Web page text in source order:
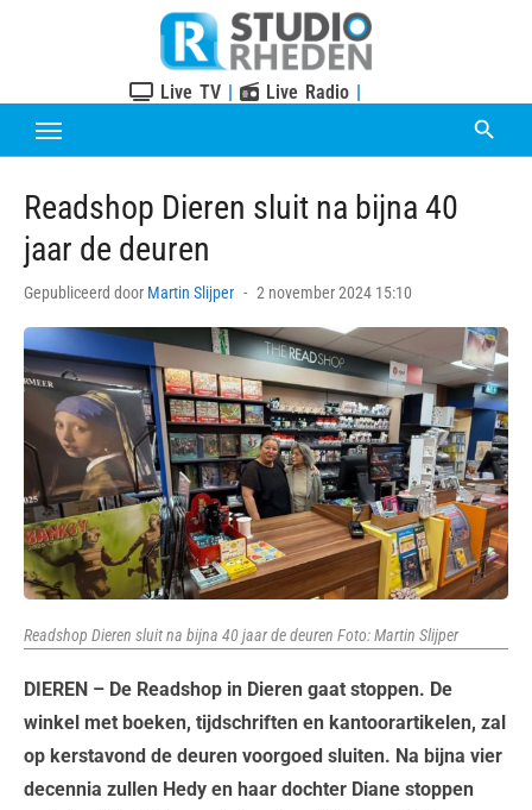
Live TV | Live Radio |
Readshop Dieren sluit na bijna 40
jaar de deuren
Gepubliceerd door Martin Slijper
Posted
2 november 2024 15:10
Readshop Dieren sluit na bijna 40 jaar de deuren Foto: Martin Slijper
DIEREN – De Readshop in Dieren gaat stoppen. De
winkel met boeken, tijdschriften en kantoorartikelen, zal
op kerstavond de deuren voorgoed sluiten. Na bijna vier
decennia zullen Hedy en haar dochter Diane stoppen